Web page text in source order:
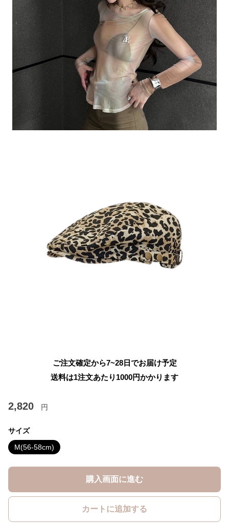
ご注文確定から7~28日でお届け予定
送料は1注文あたり 1000円かかります
2,820 円
サイズ
M(56-58cm)
購入画面に進む
カートに追加する